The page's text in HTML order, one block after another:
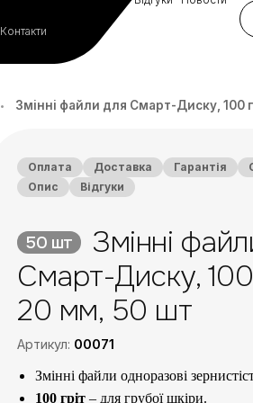
Контакти
• Змінні файли для Смарт-Диску, 100
Оплата Доставка Гарантія
Опис
Відгуки
50 шт
Змінні
Смарт-Диску, 100
20 мм, 50 шт
Артикул: 00071
Змінні файли одноразові
100 гріт – для грубої шкіри.